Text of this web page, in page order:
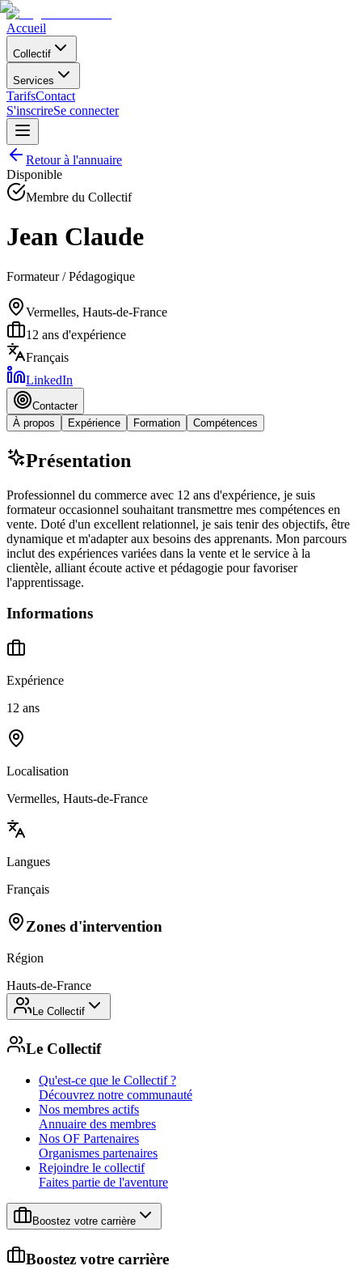
Accueil
Collectif
Services
TarifsContact
S'inscrireSe connecter
Retour à l'annuaire
Disponible
Membre du Collectif
Jean Claude
Formateur / Pédagogique
Vermelles, Hauts-de-France
12 ans d'expérience
Français
LinkedIn
Contacter
À propos
Expérience Formation Compétences
Présentation
Professionnel du commerce avec 12 ans d'expérience, je suis
formateur occasionnel souhaitant transmettre mes compétences en
vente. Doté d'un excellent relationnel, je sais tenir des objectifs, être
dynamique et m'adapter aux besoins des apprenants. Mon parcours
inclut des expériences variées dans la vente et le service à la
clientèle, alliant écoute active et pédagogie pour favoriser
l'apprentissage.
Informations
Expérience
12 ans
Localisation
Vermelles, Hauts-de-France
Langues
Français
Zones d'intervention
Région
Hauts-de-France
Le Collectif
Le Collectif
Qu'est-ce que le Collectif ?
Découvrez notre communauté
Nos membres actifs
Annuaire des membres
Nos OF Partenaires
Organismes partenaires
Rejoindre le collectif
Faites partie de l'aventure
Boostez votre carrière
Boostez votre carrière